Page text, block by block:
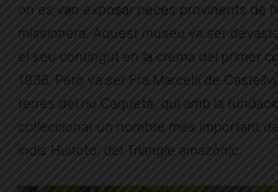
on es van exposar peces provinents de
missionera. Aquest museu va ser
el seu contingut en la crema del primer
1936. Però va ser Fra Marcel·lí de
terres del riu Caquetà, qui amb la
col·leccionar un nombre més important
indis Huitoto, del Triangle amazònic.